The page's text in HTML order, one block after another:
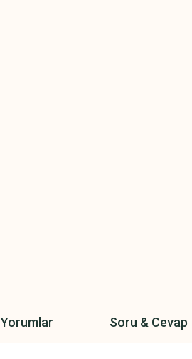
Yorumlar Soru & Cevap